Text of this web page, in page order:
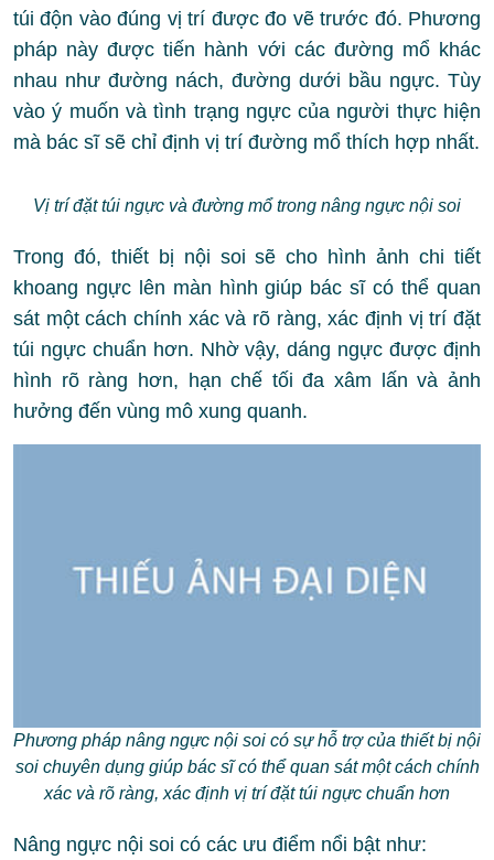
túi độn vào đúng vị trí được đo vẽ trước đó. Phương
pháp này được tiến hành với các đường mổ khác
nhau như đường nách, đường dưới bầu ngực. Tùy
vào ý muốn và tình trạng ngực của người thực hiện
mà bác sĩ sẽ chỉ định vị trí đường mổ thích hợp nhất.
Vị trí đặt túi ngực và đường mổ trong nâng ngực nội soi
Trong đó, thiết bị nội soi sẽ cho hình ảnh chi tiết
khoang ngực lên màn hình giúp bác sĩ có thể quan
sát một cách chính xác và rõ ràng, xác định vị trí đặt
túi ngực chuẩn hơn. Nhờ vậy, dáng ngực được định
hình rõ ràng hơn, hạn chế tối đa xâm lấn và ảnh
hưởng đến vùng mô xung quanh.
Phương pháp nâng ngực nội soi có sự hỗ trợ của thiết bị nội
soi chuyên dụng giúp bác sĩ có thể quan sát một cách chính
xác và rõ ràng, xác định vị trí đặt túi ngực chuẩn hơn
Nâng ngực nội soi có các ưu điểm nổi bật như: